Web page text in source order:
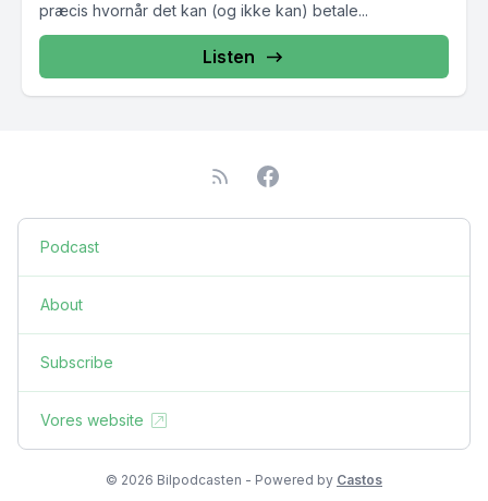
præcis hvornår det kan (og ikke kan) betale...
Listen
Podcast
About
Subscribe
Vores website
© 2026 Bilpodcasten - Powered by Castos